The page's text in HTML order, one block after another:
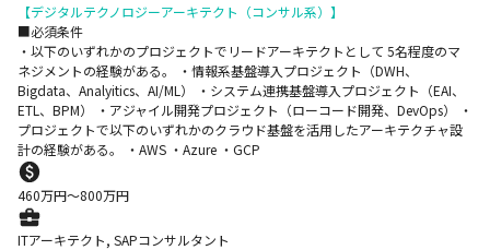
【デジタルテクノロジーアーキテクト（コンサル系）】
■必須条件
・以下のいずれかのプロジェクトでリードアーキテクトとして 5名程度のマ
ネジメントの経験がある。 ・情報系基盤導入プロジェクト（DWH、
Bigdata、Analyitics、AI/ML） ・システム連携基盤導入プロジェクト（EAI、
ETL、BPM） ・アジャイル開発プロジェクト（ローコード開発、DevOps） ・
プロジェクトで以下のいずれかのクラウド基盤を活用したアーキテクチャ設
計の経験がある。 ・AWS ・Azure ・GCP
460万円〜800万円
ITアーキテクト, SAPコンサルタント